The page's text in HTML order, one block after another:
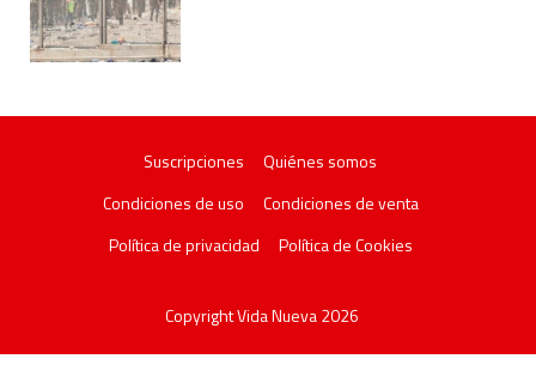
Suscripciones
Quiénes somos
Condiciones de uso
Condiciones de venta
Política de privacidad
Política de Cookies
Copyright Vida Nueva 2026